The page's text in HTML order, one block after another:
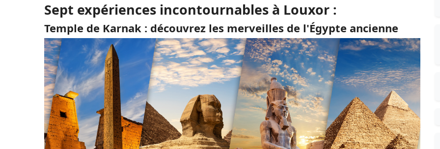
Sept expériences incontournables à Louxor :
Temple de Karnak : découvrez les merveilles de l'Égypte ancienne